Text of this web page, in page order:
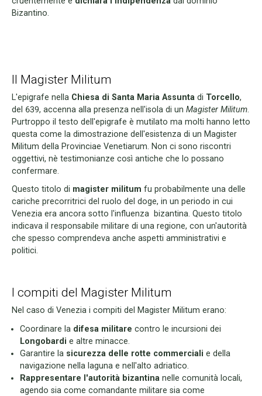
Bizantino.
Il Magister Militum
L'epigrafe nella Chiesa di Santa Maria Assunta di Torcello,
del 639, accenna alla presenza nell'isola di un Magister Militum.
Purtroppo il testo dell'epigrafe è mutilato ma molti hanno letto
questa come la dimostrazione dell'esistenza di un Magister
Militum della Provinciae Venetiarum. Non ci sono riscontri
oggettivi, nè testimonianze così antiche che lo possano
confermare.
Questo titolo di magister militum fu probabilmente una delle
cariche precorritrici del ruolo del doge, in un periodo in cui
Venezia era ancora sotto l'influenza bizantina. Questo titolo
indicava il responsabile militare di una regione, con un'autorità
che spesso comprendeva anche aspetti amministrativi e
politici.
I compiti del Magister Militum
Nel caso di Venezia i compiti del Magister Militum erano:
Coordinare la difesa militare contro le incursioni dei
Longobardi e altre minacce.
Garantire la sicurezza delle rotte commerciali e della
navigazione nella laguna e nell'alto adriatico.
Rappresentare l'autorità bizantina nelle comunità locali,
agendo sia come comandante militare sia come